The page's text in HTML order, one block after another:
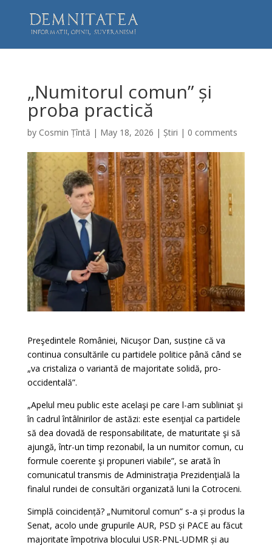
„Numitorul comun” și
proba practică
by Cosmin Țîntă | May 18, 2026 | Știri | 0 comments
Preşedintele României, Nicuşor Dan, susține că va
continua consultările cu partidele politice până când se
„va cristaliza o variantă de majoritate solidă, pro-
occidentală”.
„Apelul meu public este acelaşi pe care l-am subliniat şi
în cadrul întâlnirilor de astăzi: este esenţial ca partidele
să dea dovadă de responsabilitate, de maturitate şi să
ajungă, într-un timp rezonabil, la un numitor comun, cu
formule coerente şi propuneri viabile”, se arată în
comunicatul transmis de Administraţia Prezidenţială la
finalul rundei de consultări organizată luni la Cotroceni.
Simplă coincidență? „Numitorul comun” s-a și produs la
Senat, acolo unde grupurile AUR, PSD și PACE au făcut
majoritate împotriva blocului USR-PNL-UDMR și au